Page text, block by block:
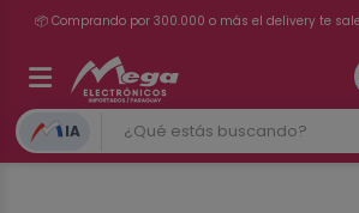
📦 Comprando por 300.000 o más el delivery te
💳 ¡HASTA 24 CUOTAS SIN INTERÉS con
IA